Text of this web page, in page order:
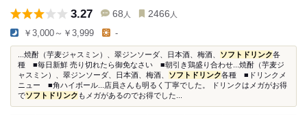
3.27 68 人 2466 人
￥3,000～￥3,999 -
...焼酎（芋麦ジャスミン）、翠ジンソーダ、日本酒、梅酒、 ソフトドリンク各
種 ■毎日新鮮 売り切れたら御免なさい ■朝引き鶏盛り合わせ...焼酎（芋麦ジ
ャスミン）、翠ジンソーダ、日本酒、梅酒、 ソフトドリンク各種 ■ドリンクメ
ニュー ■角ハイボール...店員さんも明るく丁寧でした。 ドリンクはメガがお得
でソフトドリンク もメガがあるのでお得でした...